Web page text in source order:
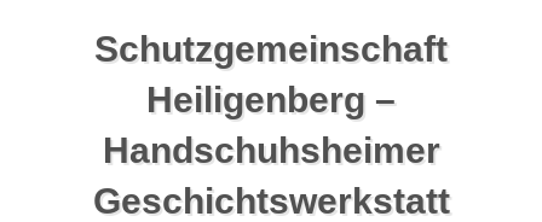
Schutzgemeinschaft
Heiligenberg –
Handschuhsheimer
Geschichtswerkstatt